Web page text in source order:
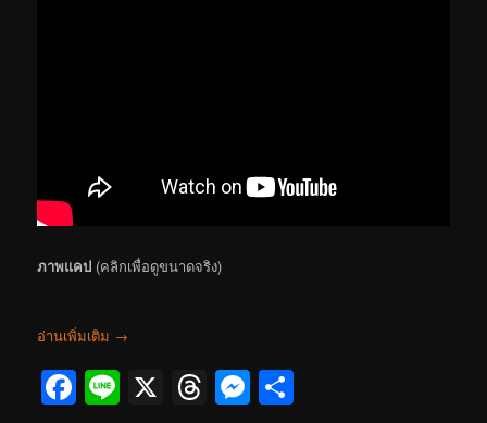
ภาพแคป (คลิกเพื่อดูขนาดจริง)
อ่านเพิ่มเติม →
Facebook
Line
X Threads
Messenger